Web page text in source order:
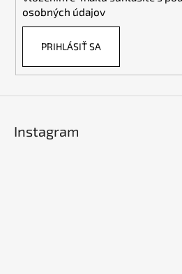
osobných údajov
PRIHLÁSIŤ SA
Instagram